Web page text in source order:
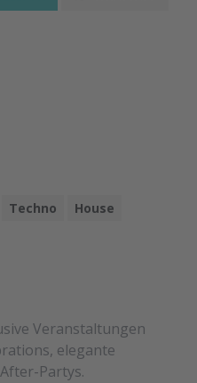
Techno
House
Veranstaltungen
elegante
Partys.